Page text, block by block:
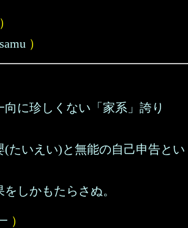
）
）
向に珍しくない「家系」誇り
(たいえい)と無能の自己申告とい
しかもたらさぬ。
）